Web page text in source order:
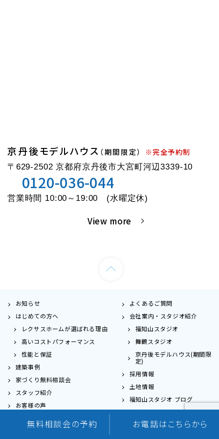
京丹後モデルハウス （期間限定） ※完全予約制
〒629-2502 京都府京丹後市大宮町河辺3339-10
0120-036-044
営業時間 10:00～19:00 (水曜定休)
View more
お知らせ
はじめての方へ
レクサスホームが選ばれる理由
高いコストパフォーマンス
性能と保証
建築事例
家づくり無料相談会
スタッフ紹介
お客様の声
よくあるご質問
会社案内・スタジオ紹介
福知山スタジオ
舞鶴スタジオ
京丹後モデルハウス(期間限
定)
採用情報
土地情報
福知山スタジオ ブログ
舞鶴スタジオ ブログ
プライバシーポリシー
無料相談会の予約 お電話はこちらから
福知山スタジオ 0120-036-044
舞鶴スタジオ 0120-976-692